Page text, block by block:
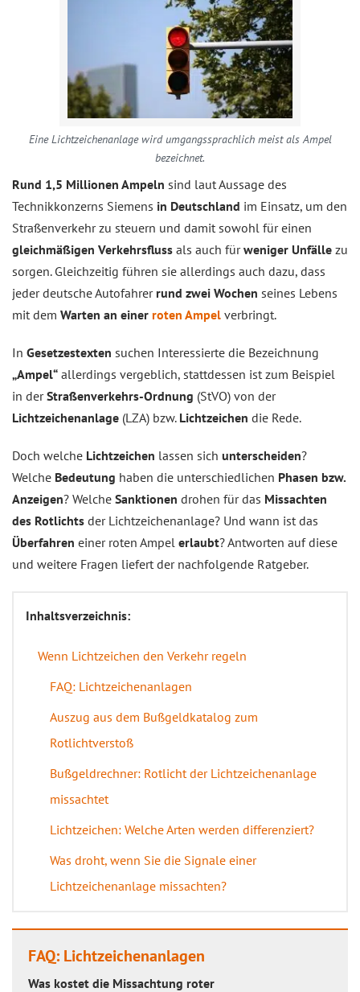
Eine Lichtzeichenanlage wird umgangssprachlich meist als Ampel
bezeichnet.
Rund 1,5 Millionen Ampeln sind laut Aussage des
Technikkonzerns Siemens in Deutschland im Einsatz, um den
Straßenverkehr zu steuern und damit sowohl für einen
gleichmäßigen Verkehrsfluss als auch fürweniger Unfälle zu
sorgen. Gleichzeitig führen sie allerdings auch dazu, dass
jeder deutsche Autofahrer rund zwei Wochen seines Lebens
mit dem Warten an einer roten Ampel verbringt.
In Gesetzestexten suchen Interessierte die Bezeichnung
„Ampel“ allerdings vergeblich, stattdessen ist zum Beispiel
in derStraßenverkehrs-Ordnung (StVO) von der
Lichtzeichenanlage (LZA) bzw. Lichtzeichen die Rede.
Doch welche Lichtzeichen lassen sich unterscheiden?
Welche Bedeutung haben die unterschiedlichen Phasen bzw.
Anzeigen? Welche Sanktionen drohen für das Missachten
des Rotlichts der Lichtzeichenanlage? Und wann ist das
Überfahren einer roten Ampel erlaubt? Antworten auf diese
und weitere Fragen liefert der nachfolgende Ratgeber.
Inhaltsverzeichnis:
Wenn Lichtzeichen den Verkehr regeln
FAQ: Lichtzeichenanlagen
Auszug aus dem Bußgeldkatalog zum
Rotlichtverstoß
Bußgeldrechner: Rotlicht der Lichtzeichenanlage
missachtet
Lichtzeichen: Welche Arten werden differenziert?
Was droht, wenn Sie die Signale einer
Lichtzeichenanlage missachten?
FAQ: Lichtzeichenanlagen
Was kostet die Missachtung roter